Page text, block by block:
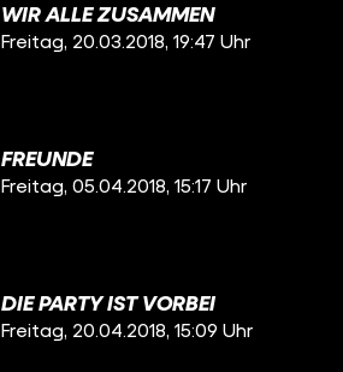
WIR ALLE ZUSAMMEN
Freitag, 20.03.2018, 19:47 Uhr
FREUNDE
Freitag, 05.04.2018, 15:17 Uhr
DIE PARTY IST VORBEI
Freitag, 20.04.2018, 15:09 Uhr